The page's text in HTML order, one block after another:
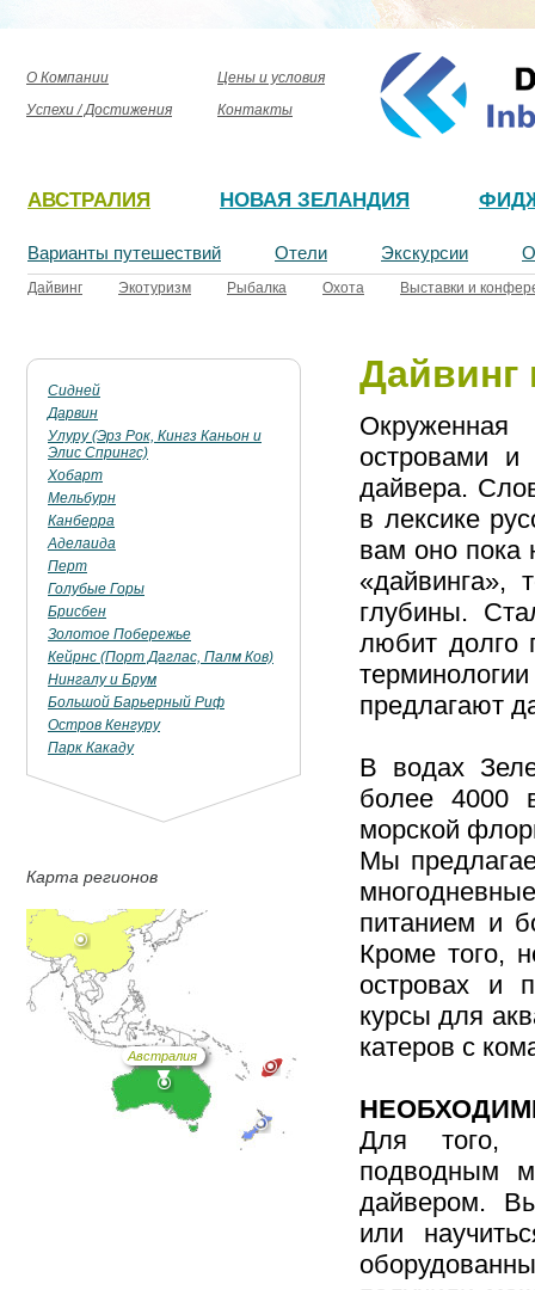
О Компании
Цены и условия
Успехи / Достижения
Контакты
АВСТРАЛИЯ
Варианты путешествий
Дайвинг Экотуризм Рыбалка Охота Выставки и
Отели Экскурсии
НОВАЯ ЗЕЛАНДИЯ
Сидней
Дарвин
Улуру (Эрз Рок, Кингз Каньон и
Элис Спрингс)
Хобарт
Мельбурн
Канберра
Аделаида
Перт
Голубые Горы
Брисбен
Золотое Побережье
Кейрнс (Порт Даглас, Палм Ков)
Нингалу и Брум
Большой Барьерный Риф
Остров Кенгуру
Парк Какаду
Карта регионов
Австралия
Дайвинг
островами
дайвера.
в лексике
вам оно пока
«дайвинга»,
глубины.
любит долго
предлагают
В водах
более 4000
морской
Мы
питанием и
Кроме того,
островах и
курсы для
катеров с
Для того,
подводным
дайвером. Вы
или